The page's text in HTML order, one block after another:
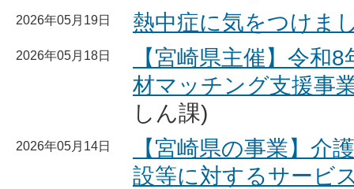
2026年05月19日 熱中症に気をつけま
2026年05月18日
【宮崎県主催】令和
材マッチング支援事
しん課)
2026年05月14日
【宮崎県の事業】介
設等に対するサービ